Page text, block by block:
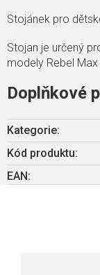
Stojánek pro
Stojan je určený
modely Rebel Max
Doplňkové
Kategorie:
Kód produktu:
EAN :